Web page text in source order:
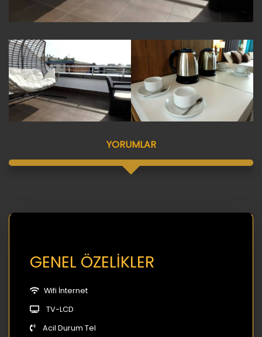
YORUMLAR
GENEL ÖZELİKLER
Wifi İnternet
TV-LCD
Acil Durum Tel